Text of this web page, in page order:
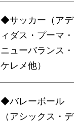
◆サッカー（アデ
ィダス・プーマ・
ニューバランス・
ケレメ他）
◆バレーボール
（アシックス・デ